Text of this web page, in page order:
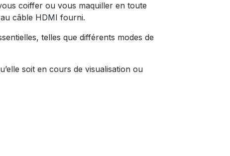
coiffer ou vous maquiller en toute
câble HDMI fourni.
telles que différents modes de
soit en cours de visualisation ou